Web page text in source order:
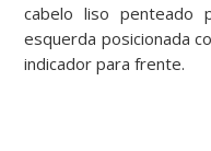
cabelo liso penteado
esquerda posicionada
indicador para frente.